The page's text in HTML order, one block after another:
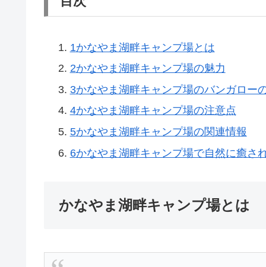
1かなやま湖畔キャンプ場とは
2かなやま湖畔キャンプ場の魅力
3かなやま湖畔キャンプ場のバンガロー
4かなやま湖畔キャンプ場の注意点
5かなやま湖畔キャンプ場の関連情報
6かなやま湖畔キャンプ場で自然に癒さ
かなやま湖畔キャンプ場とは